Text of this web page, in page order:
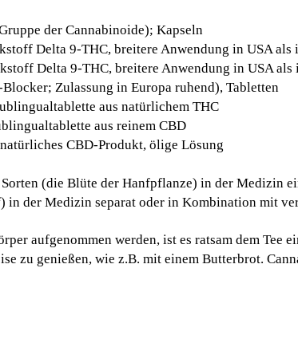
der Cannabinoide); Kapseln
Delta 9-THC, breitere Anwendung in USA als
Delta 9-THC, breitere Anwendung in USA
Zulassung in Europa ruhend), Tabletten
aus natürlichem THC
aus reinem CBD
CBD-Produkt, ölige Lösung
(die Blüte der Hanfpflanze) in der Medizin
der Medizin separat oder in Kombination mit
aufgenommen werden, ist es ratsam dem Tee
zu genießen, wie z.B. mit einem Butterbrot.